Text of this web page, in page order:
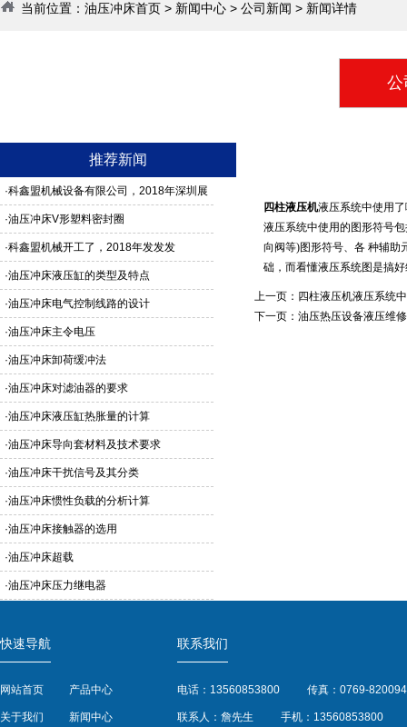
当前位置： 油压冲床首页 > 新闻中心 > 公司新闻 > 新闻详情
公
推荐新闻
·科鑫盟机械设备有限公司，2018年深圳展
馆3G24号，欢迎新老客户莅临参观
·油压冲床V形塑料密封圈
·科鑫盟机械开工了，2018年发发发
·油压冲床液压缸的类型及特点
·油压冲床电气控制线路的设计
·油压冲床主令电压
·油压冲床卸荷缓冲法
·油压冲床对滤油器的要求
·油压冲床液压缸热胀量的计算
·油压冲床导向套材料及技术要求
·油压冲床干扰信号及其分类
·油压冲床惯性负载的分析计算
·油压冲床接触器的选用
·油压冲床超载
·油压冲床压力继电器
四柱液压机液压系统中使用
液压系统中使用的图形符号
向阀等)图形符号、各 种辅助
础，而看懂液压系统图是搞
上一页： 四柱液压机液压系统
下一页： 油压热压设备液压维
快速导航
网站首页 产品中心
关于我们 新闻中心
联系我们
电话：13560853800 传真：0769-
联系人：詹先生 手机：13560853800